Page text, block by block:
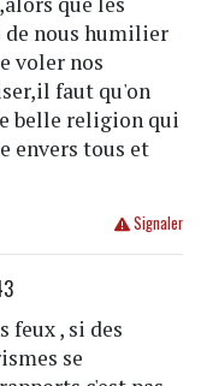
de nous humilier
voler nos
faut qu'on
belle religion qui
envers tous et
Signaler
feux , si des
se